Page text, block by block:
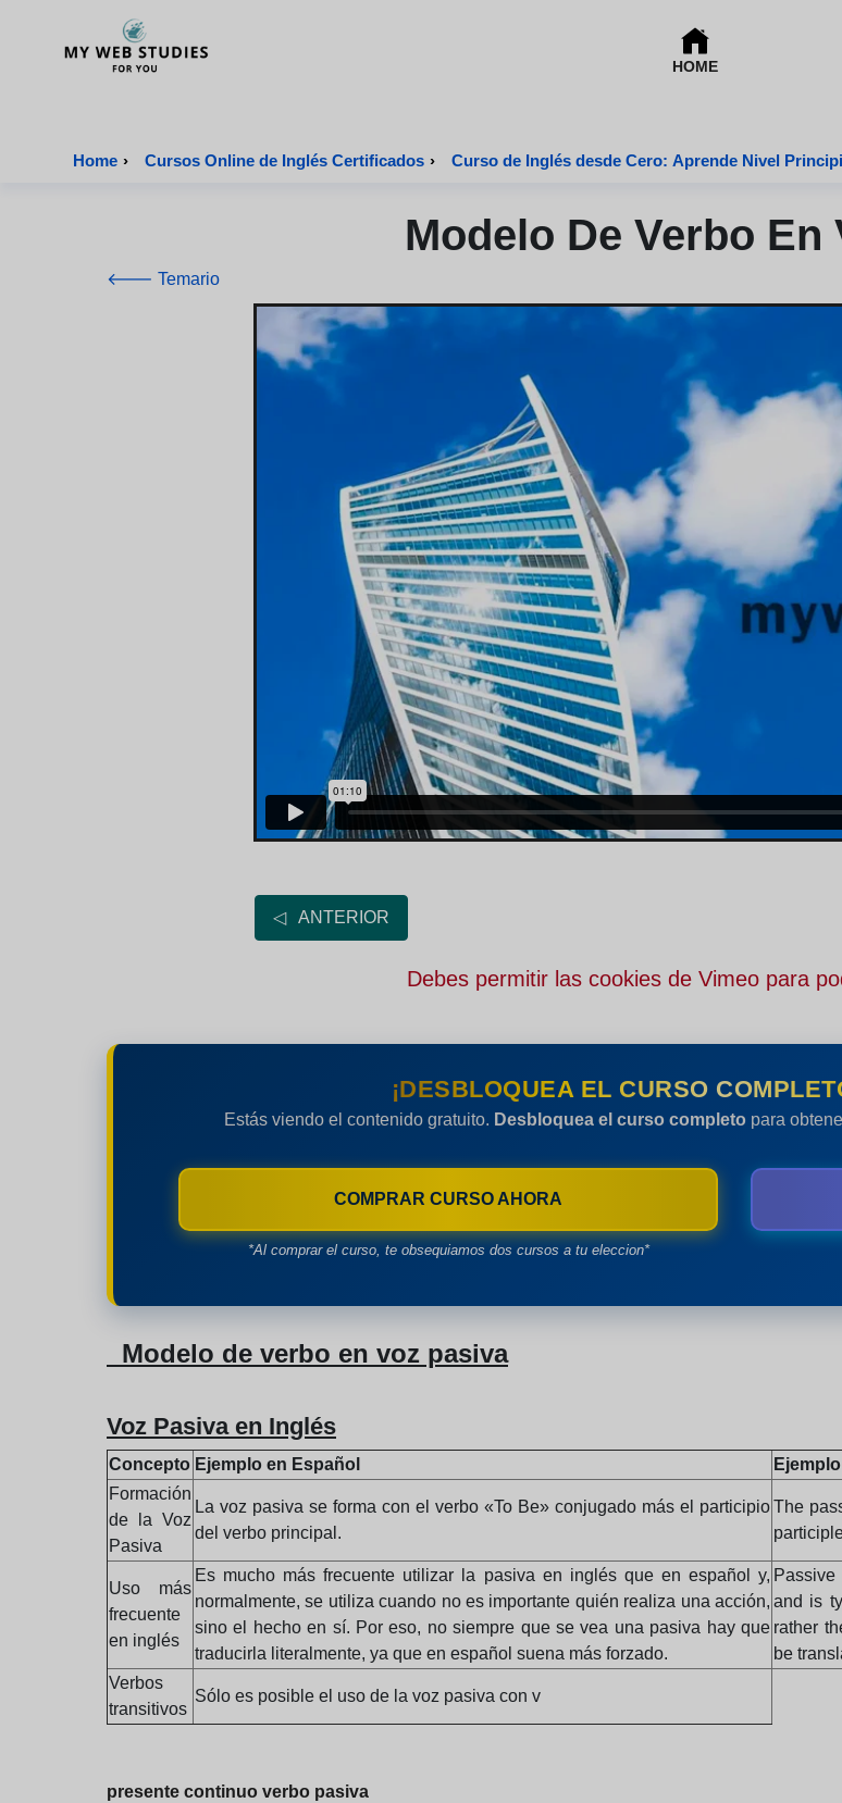
HOME
Home › Cursos Online de Inglés Certificados › Curso de Inglés desde Cero: Aprende Nivel
Modelo De Verbo En
🡐 Temario
◁ ANTERIOR
Debes permitir las cookies de Vimeo para
¡DESBLOQUEA EL CURSO
Estás viendo el contenido gratuito. Desbloquea el curso completopara
COMPRAR CURSO AHORA
*Al comprar el curso, te obsequiamos dos cursos a tu eleccion*
Modelo de verbo en voz pasiva
Voz Pasiva en Inglés
Concepto Ejemplo en Español
Formación
de la Voz
Pasiva
La voz pasiva se forma con el verbo «To Be» conjugado más el participio
del verbo principal.
The
Uso más
frecuente
en inglés
Es mucho más frecuente utilizar la pasiva en inglés que en español y,
normalmente, se utiliza cuando no es importante quién realiza una acción,
sino el hecho en sí. Por eso, no siempre que se vea una pasiva hay que
traducirla literalmente, ya que en español suena más forzado.
and is
rather
be
Verbos
transitivos
Sólo es posible el uso de la voz pasiva con v
presente continuo verbo pasiva